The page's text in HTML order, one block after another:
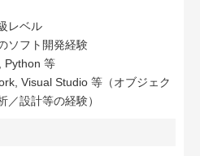
レベル
ソフト開発経験
Python 等
Visual Studio 等（オブジェク
／設計等の経験）